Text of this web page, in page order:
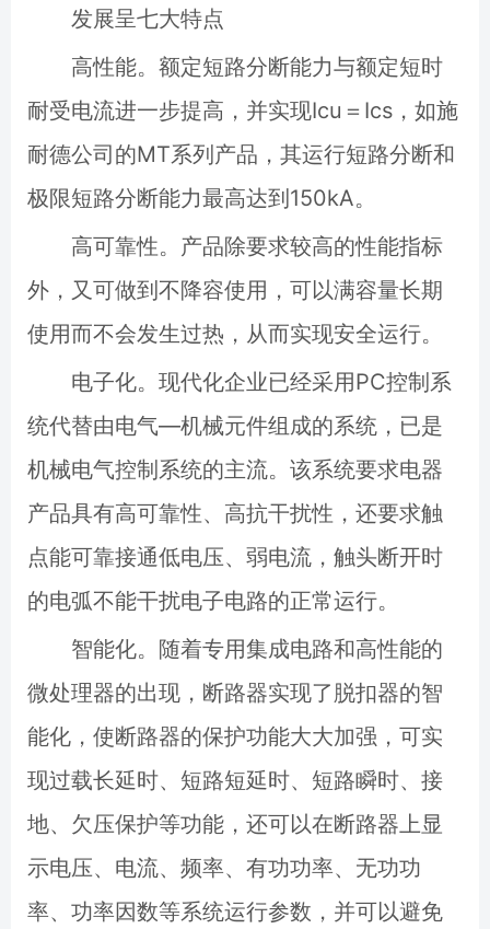
发展呈七大特点
高性能。额定短路分断能力与额定短时
耐受电流进一步提高，并实现Icu＝Ics，如施
耐德公司的MT系列产品，其运行短路分断和
极限短路分断能力最高达到150kA。
高可靠性。产品除要求较高的性能指标
外，又可做到不降容使用，可以满容量长期
使用而不会发生过热，从而实现安全运行。
电子化。现代化企业已经采用PC控制系
统代替由电气—机械元件组成的系统，已是
机械电气控制系统的主流。该系统要求电器
产品具有高可靠性、高抗干扰性，还要求触
点能可靠接通低电压、弱电流，触头断开时
的电弧不能干扰电子电路的正常运行。
智能化。随着专用集成电路和高性能的
微处理器的出现，断路器实现了脱扣器的智
能化，使断路器的保护功能大大加强，可实
现过载长延时、短路短延时、短路瞬时、接
地、欠压保护等功能，还可以在断路器上显
示电压、电流、频率、有功功率、无功功
率、功率因数等系统运行参数，并可以避免